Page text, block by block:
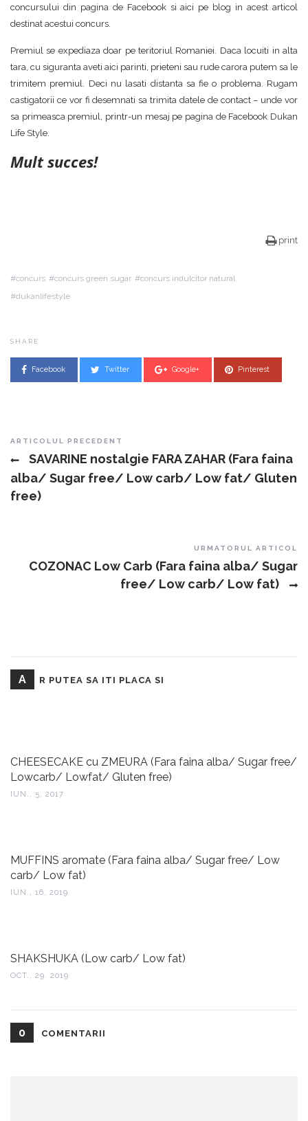
concursului din pagina de Facebook si aici pe blog in acest articol
destinat acestui concurs.
Premiul se expediaza doar pe teritoriul Romaniei. Daca locuiti in alta
tara, cu siguranta aveti aici parinti, prieteni sau rude carora putem sa le
trimitem premiul. Deci nu lasati distanta sa fie o problema. Rugam
castigatorii ce vor fi desemnati sa trimita datele de contact – unde vor
sa primeasca premiul, printr-un mesaj pe pagina de Facebook Dukan
Life Style.
Mult succes!
print
concurs concurs green sugar
concurs indulcitor natural
dukanlifestyle
SHARE
Facebook Twitter Google+ Pinterest
Post navigation
ARTICOLUL PRECEDENT
SAVARINE nostalgie FARA ZAHAR (Fara faina
alba/ Sugar free/ Low carb/ Low fat/ Gluten
free)
URMATORUL ARTICOL
COZONAC Low Carb (Fara faina alba/ Sugar
free/ Low carb/ Low fat)
A R PUTEA SA ITI PLACA SI
CHEESECAKE cu ZMEURA (Fara faina alba/ Sugar free/
Lowcarb/ Lowfat/ Gluten free)
IUN., 5, 2017
MUFFINS aromate (Fara faina alba/ Sugar free/ Low
carb/ Low fat)
IUN., 16, 2019
SHAKSHUKA (Low carb/ Low fat)
OCT., 29, 2019
0 COMENTARII